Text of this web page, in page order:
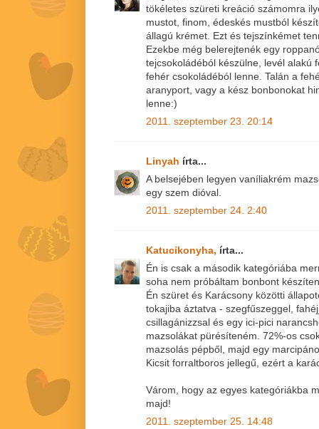
tökéletes szüreti kreáció számomra
mustot, finom, édeskés mustból
állagú krémet. Ezt és tejszínkémet
Ezekbe még belerejtenék egy
tejcsokoládéból készülne, levél alakú
fehér csokoládéból lenne. Talán a
aranyport, vagy a kész bonbonokat
lenne:)
2011. szeptember 23. 20:14
Linyah írta...
A belsejében legyen vaníliakrém
egy szem dióval.
2011. szeptember 24. 2:40
Katucikonyha, írta...
Én is csak a második kategóriába
soha nem próbáltam bonbont
Én szüret és Karácsony közötti
tokajiba áztatva - szegfűszeggel,
csillagánizzsal és egy ici-pici
mazsolákat pürésíteném. 72%-os
mazsolás pépből, majd egy
Kicsit forraltboros jellegű, ezért a
Várom, hogy az egyes kategóriákba
majd!
2011. szeptember 25. 14:48